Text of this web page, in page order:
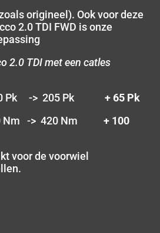
origineel). Ook voor deze
2.0 TDI FWD is onze
2.0 TDI met een catles
Pk -> 205 Pk+ 65 Pk
-> 420 Nm+ 100
voor de voorwiel